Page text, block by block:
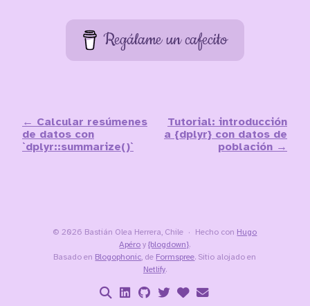
Regálame un cafecito
← Calcular resúmenes
de datos con
`dplyr::summarize()`
Tutorial: introducción
a {dplyr} con datos de
población →
© 2026 Bastián Olea Herrera, Chile Hecho con Hugo
Apéro y{blogdown}.
Basado en Blogophonic, de Formspree. Sitio alojado en
Netlify.